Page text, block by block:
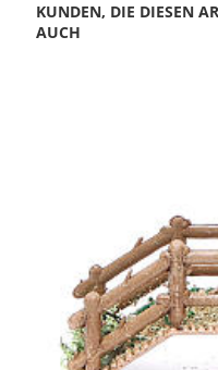
KUNDEN, DIE DIESEN
AUCH